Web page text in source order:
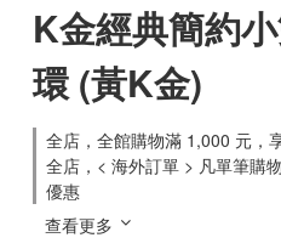
K金經典簡約
環 (黃K金)
全店，全館購物滿 1,000 元，
全店，< 海外訂單 > 凡單筆購
優惠
查看更多